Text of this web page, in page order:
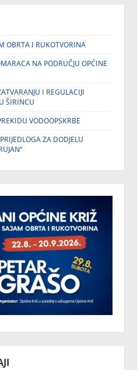
OBRTA I RUKOTVORINA
NA PODRUČJU OPĆINE
I REGULACIJI
ŠIRINCU
VODOOPSKRBE
ZA DODJELU